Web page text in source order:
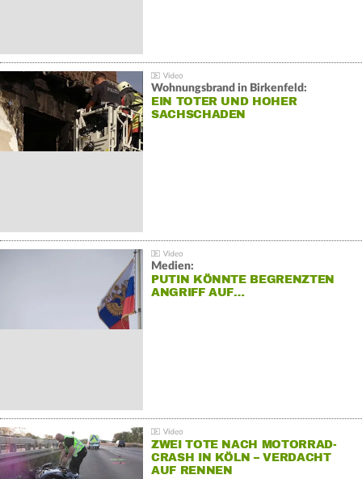
Wohnungsbrand in Birkenfeld:
EIN TOTER UND HOHER
SACHSCHADEN
Medien:
PUTIN KÖNNTE BEGRENZTEN
ANGRIFF AUF…
ZWEI TOTE NACH MOTORRAD-
CRASH IN KÖLN – VERDACHT
AUF RENNEN